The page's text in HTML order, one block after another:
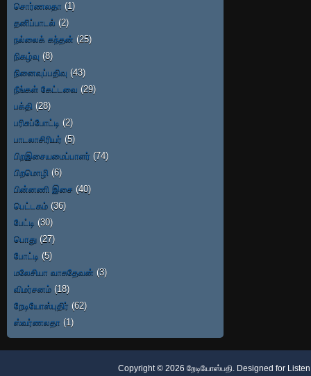
சொர்ணலதா (1)
தனிப்பாடல் (2)
நல்லைக் கந்தன் (25)
நிகழ்வு (8)
நினைவுப்பதிவு (43)
நீங்கள் கேட்டவை (29)
பக்தி (28)
பரிசுப்போட்டி (2)
பாடலாசிரியர் (5)
பிறஇசையமைப்பாளர் (74)
பிறமொழி (6)
பின்னணி இசை (40)
பெட்டகம் (36)
பேட்டி (30)
பொது (27)
போட்டி (5)
மலேசியா வாசுதேவன் (3)
விமர்சனம் (18)
றேடியோஸ்புதிர் (62)
ஸ்வர்ணலதா (1)
Copyright © 2026 றேடியோஸ்பதி. Designed for